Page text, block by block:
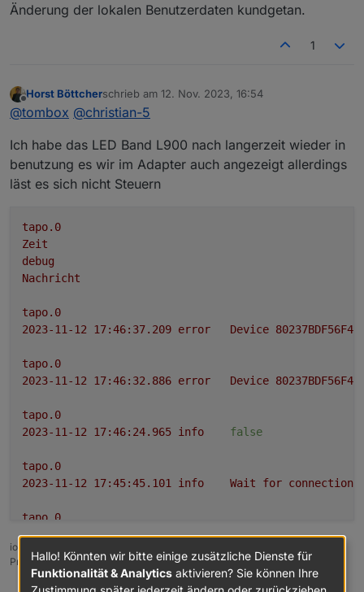
Änderung der lokalen Benutzerdaten kundgetan.
1
Offline
Horst Böttcherschrieb am 12. Nov. 2023, 16:54
zuletzt editiert von
@tombox @christian-5
Ich habe das LED Band L900 nach langerzeit wieder in
benutzung es wir im Adapter auch angezeigt allerdings
läst es sich nicht Steuern
tapo.0
Zeit
debug
Nachricht
tapo.0
error Device
tapo.0
error Device
tapo.0
info false
tapo.0
info Wait for connections
tapo.0
2023-11-12 17:45:44.962 error 52 - Get Device Info
tapo.0
2023-11-12 17:45:44.961 info Initialized
ioBroker auf Proxmox (Debian) auf LENOVO PC Thinkcentre als
Produktivsystem
Hallo! Könnten wir bitte einige zusätzliche Dienste für
Funktionalität & Analytics aktivieren? Sie können Ihre